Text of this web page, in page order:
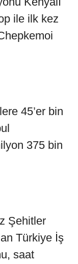
ile ilk kez
45’er bin
375 bin
Şehitler
Türkiye İş
saat